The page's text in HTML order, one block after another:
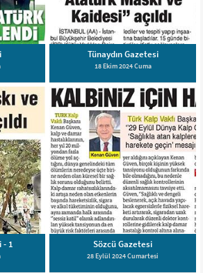
Tünaydın Gazetesi
18 Ekim 2024 Cuma
- 1 Sözcü Gazetesi
28 Eylül 2024 Cumartesi